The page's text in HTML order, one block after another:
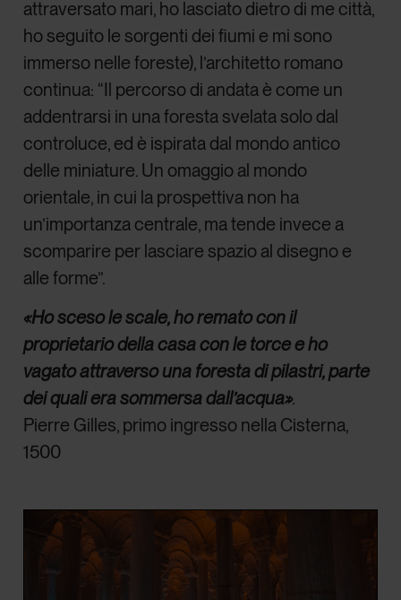
attraversato mari, ho lasciato dietro di me città,
ho seguito le sorgenti dei fiumi e mi sono
immerso nelle foreste), l’architetto romano
continua: “Il percorso di andata è come un
addentrarsi in una foresta svelata solo dal
controluce, ed è ispirata dal mondo antico
delle miniature. Un omaggio al mondo
orientale, in cui la prospettiva non ha
un’importanza centrale, ma tende invece a
scomparire per lasciare spazio al disegno e
alle forme”.
«Ho sceso le scale, ho remato con il
proprietario della casa con le torce e ho
vagato attraverso una foresta di pilastri, parte
dei quali era sommersa dall’acqua».
Pierre Gilles, primo ingresso nella Cisterna,
1500